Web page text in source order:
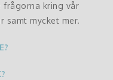
frågorna kring vår
samt mycket mer.